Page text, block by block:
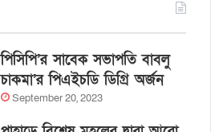
পিসিপি’র সাবেক সভাপতি বাবলু
চাকমা’র পিএইচডি ডিগ্রি অর্জন
September 20, 2023